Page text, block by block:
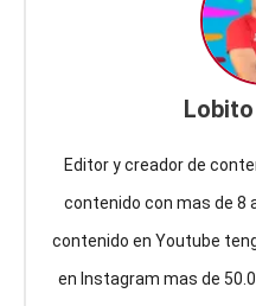
Editor y creador de
contenido con mas de 8
contenido en Youtube
en Instagram mas de